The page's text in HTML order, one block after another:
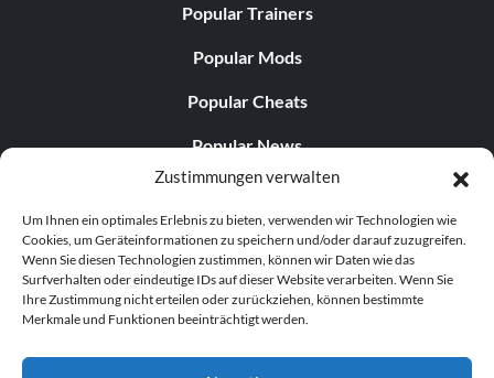
Zustimmungen verwalten
Um Ihnen ein optimales Erlebnis zu bieten, verwenden wir Technologien wie
Cookies, um Geräteinformationen zu speichern und/oder darauf zuzugreifen.
Wenn Sie diesen Technologien zustimmen, können wir Daten wie das
Surfverhalten oder eindeutige IDs auf dieser Website verarbeiten. Wenn Sie
Ihre Zustimmung nicht erteilen oder zurückziehen, können bestimmte
Merkmale und Funktionen beeinträchtigt werden.
Popular Trainers
Popular Mods
Popular Cheats
Popular News
Popular Editorials
Popular Free Games
LATEST UPDATES